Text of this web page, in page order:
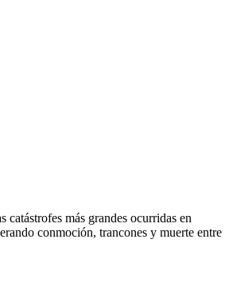
más grandes ocurridas en
conmoción, trancones y muerte entre